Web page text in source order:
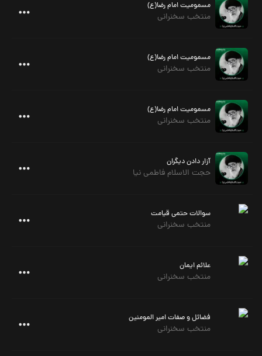
مسمومیت امام رضا(ع)
منتخب سخنرانی
مسمومیت امام رضا(ع)
منتخب سخنرانی
مسمومیت امام رضا(ع)
منتخب سخنرانی
آزار دادن دیگران
حجت الاسلام فاطمی نیا
سوالات حتمی قیامت
منتخب سخنرانی
علائم ایمان
منتخب سخنرانی
فضائل و صفات امیر المومنین
منتخب سخنرانی